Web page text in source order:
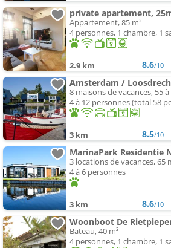
private apartement,
Appartement, 85 m²
4 personnes, 1 chambre, 1
2.9 km 8.6/10
8 maisons de vacances, 55 à
4 à 12 personnes (total 58
3 km 8.5/10
MarinaPark Residentie
3 locations de vacances, 65
4 à 6 personnes
3 km 8.6/10
Woonboot De
Bateau, 40 m²
4 personnes, 1 chambre, 1